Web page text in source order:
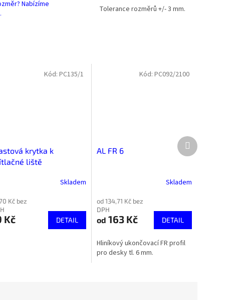
Nabízíme
Tolerance rozměrů +/- 3 mm.
krytka k
liště
Skladem
Kč bez
Kč DETAIL
Kód:PC135/1
AL FR 6
Skladem
od 134,71 Kč bez
DPH
od 163 Kč DETAIL
Hliníkový ukončovací FR profil
pro desky tl. 6 mm.
Kód: PC092/2100
Další
produkt